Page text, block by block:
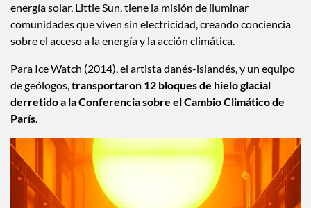
energía solar, Little Sun, tiene la misión de iluminar
comunidades que viven sin electricidad, creando conciencia
sobre el acceso a la energía y la acción climática.
Para Ice Watch (2014), el artista danés-islandés, y un equipo
de geólogos,transportaron 12 bloques de hielo glacial
derretido a la Conferencia sobre el Cambio Climático de
París.